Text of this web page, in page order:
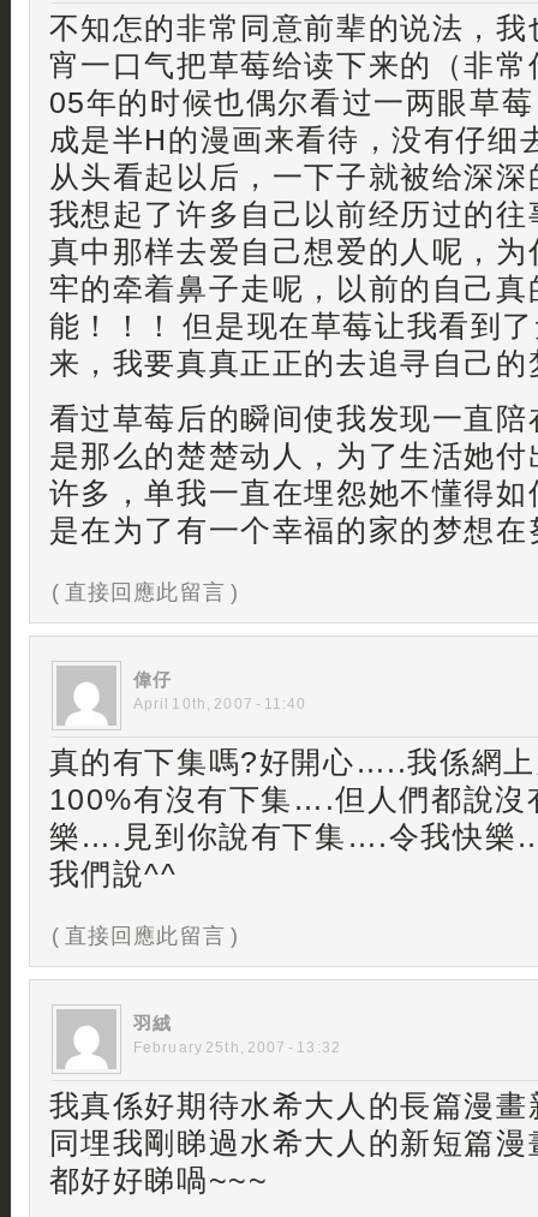
不知怎的非常同意前辈的说法，
宵一口气把草莓给读下来的（非
05年的时候也偶尔看过一两眼草
成是半H的漫画来看待，没有仔细
从头看起以后，一下子就被给深
我想起了许多自己以前经历过的
真中那样去爱自己想爱的人呢，
牢的牵着鼻子走呢，以前的自己
能！！！ 但是现在草莓让我看到
来，我要真真正正的去追寻自己的
看过草莓后的瞬间使我发现一直
是那么的楚楚动人，为了生活她
许多，单我一直在埋怨她不懂得
是在为了有一个幸福的家的梦想在
( 直接回應此留言 )
偉仔
April 10th, 2007 - 11:40
真的有下集嗎?好開心…..我係網
100%有沒有下集….但人們都說
樂….見到你說有下集….令我快樂
我們說^^
( 直接回應此留言 )
羽絨
February 25th, 2007 - 13:32
我真係好期待水希大人的長篇漫
同埋我剛睇過水希大人的新短篇漫
都好好睇喎~~~